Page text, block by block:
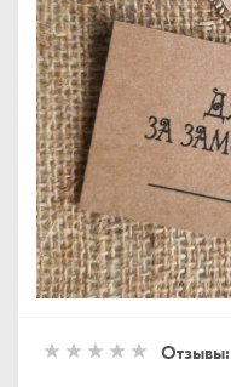
Отзывы: